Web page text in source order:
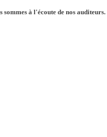
à l'écoute de nos auditeurs.